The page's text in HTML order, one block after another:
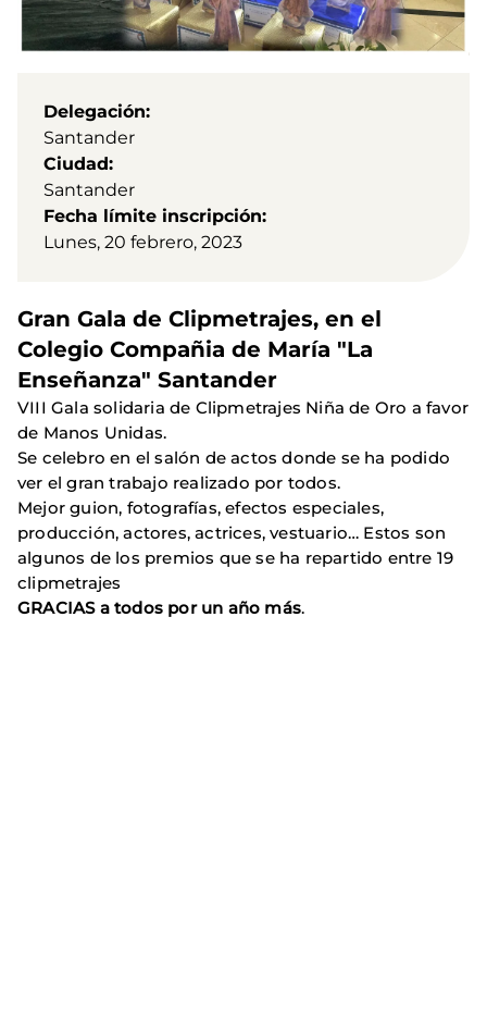
Delegación
Santander
Ciudad
Santander
Fecha límite inscripción
Lunes, 20 febrero, 2023
Gran Gala de Clipmetrajes, en el
Colegio Compañia de María "La
Enseñanza" Santander
VIII Gala solidaria de Clipmetrajes Niña de Oro a favor
de Manos Unidas.
Se celebro en el salón de actos donde se ha podido
ver el gran trabajo realizado por todos.
Mejor guion, fotografías, efectos especiales,
producción, actores, actrices, vestuario… Estos son
algunos de los premios que se ha repartido entre 19
clipmetrajes
GRACIAS a todos por un año más.